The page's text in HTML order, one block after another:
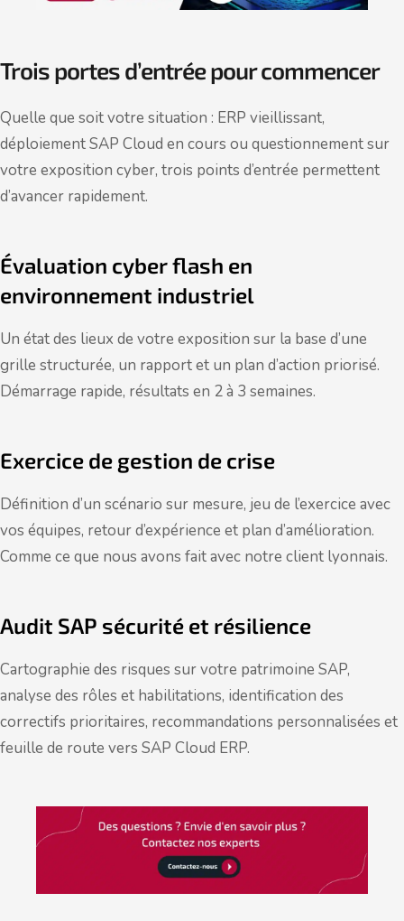
Trois portes d’entrée pour commencer
Quelle que soit votre situation : ERP vieillissant,
déploiement SAP Cloud en cours ou questionnement sur
votre exposition cyber, trois points d’entrée permettent
d’avancer rapidement.
Évaluation cyber flash en
environnement industriel
Un état des lieux de votre exposition sur la base d’une
grille structurée, un rapport et un plan d’action priorisé.
Démarrage rapide, résultats en 2 à 3 semaines.
Exercice de gestion de crise
Définition d’un scénario sur mesure, jeu de l’exercice avec
vos équipes, retour d’expérience et plan d’amélioration.
Comme ce que nous avons fait avec notre client lyonnais.
Audit SAP sécurité et résilience
Cartographie des risques sur votre patrimoine SAP,
analyse des rôles et habilitations, identification des
correctifs prioritaires, recommandations personnalisées et
feuille de route vers SAP Cloud ERP.